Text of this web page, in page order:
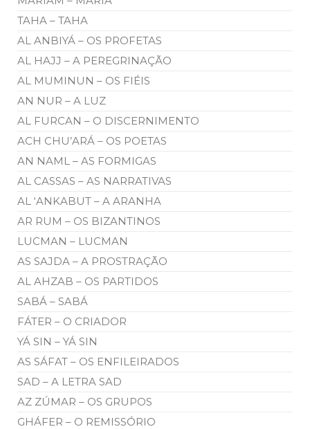
TAHA – TAHA
AL ANBIYÁ – OS PROFETAS
AL HAJJ – A PEREGRINAÇÃO
AL MUMINUN – OS FIÉIS
AN NUR – A LUZ
AL FURCAN – O DISCERNIMENTO
ACH CHU’ARÁ – OS POETAS
AN NAML – AS FORMIGAS
AL CASSAS – AS NARRATIVAS
AL ‘ANKABUT – A ARANHA
AR RUM – OS BIZANTINOS
LUCMAN – LUCMAN
AS SAJDA – A PROSTRAÇÃO
AL AHZAB – OS PARTIDOS
SABÁ – SABÁ
FÁTER – O CRIADOR
YÁ SIN – YÁ SIN
AS SÁFAT – OS ENFILEIRADOS
SAD – A LETRA SAD
AZ ZÚMAR – OS GRUPOS
GHÁFER – O REMISSÓRIO